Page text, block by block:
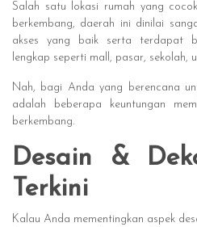
Salah satu lokasi rumah yang
berkembang, daerah ini dinilai
akses yang baik serta terdapat
lengkap seperti mall, pasar, sekolah,
Nah, bagi Anda yang berencana
adalah beberapa keuntungan
berkembang.
Desain &
Terkini
Kalau Anda mementingkan aspek